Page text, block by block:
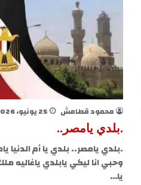
محمود قطامش 25 يونيو، 2026
.بلدي يامصر..
.بلدي يامصر.. بلدي يا أم الدنيا
وحبي انا ليكي يابلدي
يا…